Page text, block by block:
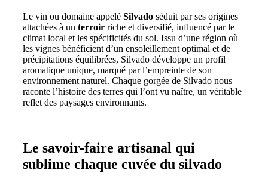
Le vin ou domaine appelé Silvado séduit par ses origines
attachées à un terroir riche et diversifié, influencé par le
climat local et les spécificités du sol. Issu d’une région où
les vignes bénéficient d’un ensoleillement optimal et de
précipitations équilibrées, Silvado développe un profil
aromatique unique, marqué par l’empreinte de son
environnement naturel. Chaque gorgée de Silvado nous
raconte l’histoire des terres qui l’ont vu naître, un véritable
reflet des paysages environnants.
Le savoir-faire artisanal qui
sublime chaque cuvée du silvado